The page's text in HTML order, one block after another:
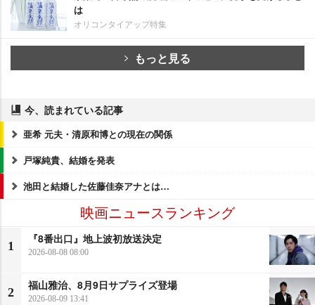
は
オリコンタイアップ特集
もっと見る
今、読まれている記事
亜希 元夫・清原和博との現在の関係
戸塚純貴、結婚を発表
池田と結婚した佐藤佳奈アナとは…
映画ニュースランキング
1
『8番出口』地上波初放送決定
2026-08-08 08:00
2
福山雅治、8月9日サプライズ登場
2026-08-09 13:41